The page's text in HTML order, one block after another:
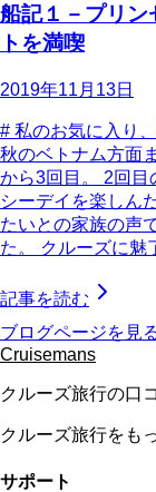
船記１－プリン
トを満喫
2019年11月13日
# 私のお気に入り
秋のベトナム方面
から3回目。 2回目
シーデイを楽しん
たいとの家族の声
た。 クルーズに
記事を読む
ブログページを見
Cruisemans
クルーズ旅行の口
クルーズ旅行をも
サポート